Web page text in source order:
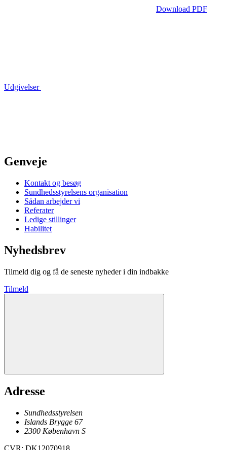
Download PDF
Udgivelser
Genveje
Kontakt og besøg
Sundhedsstyrelsens organisation
Sådan arbejder vi
Referater
Ledige stillinger
Habilitet
Nyhedsbrev
Tilmeld dig og få de seneste nyheder i din indbakke
Tilmeld
Adresse
Sundhedsstyrelsen
Islands Brygge 67
2300 København S
CVR: DK12070918